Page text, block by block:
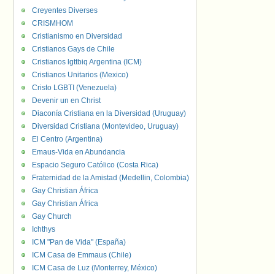
Creyentes Diverses
CRISMHOM
Cristianismo en Diversidad
Cristianos Gays de Chile
Cristianos lgttbiq Argentina (ICM)
Cristianos Unitarios (Mexico)
Cristo LGBTI (Venezuela)
Devenir un en Christ
Diaconía Cristiana en la Diversidad (Uruguay)
Diversidad Cristiana (Montevideo, Uruguay)
El Centro (Argentina)
Emaus-Vida en Abundancia
Espacio Seguro Católico (Costa Rica)
Fraternidad de la Amistad (Medellin, Colombia)
Gay Christian África
Gay Christian África
Gay Church
Ichthys
ICM "Pan de Vida" (España)
ICM Casa de Emmaus (Chile)
ICM Casa de Luz (Monterrey, México)